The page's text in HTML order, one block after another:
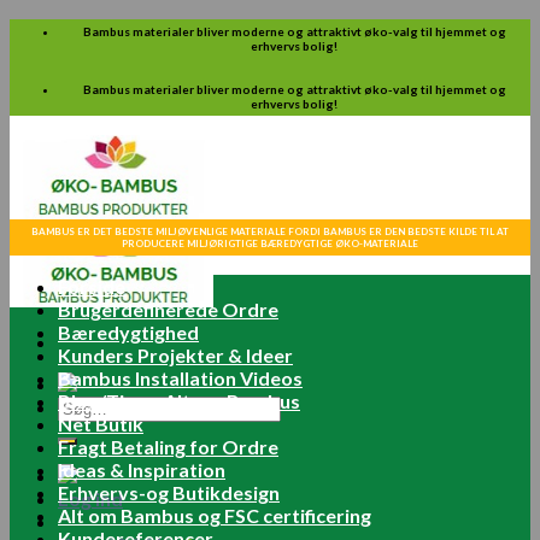
Skip
Bambus materialer bliver moderne og attraktivt øko-valg til hjemmet og
erhvervs bolig!
Bambus materialer bliver moderne og attraktivt øko-valg til hjemmet og
erhvervs bolig!
Søg
efter:
Log ind
BAMBUS ER DET BEDSTE MILJØVENLIGE MATERIALE FORDI BAMBUS ER DEN BEDSTE KILDE TIL AT
PRODUCERE MILJØRIGTIGE BÆREDYGTIGE ØKO-MATERIALE
Forside
Brugerdefinerede Ordre
Bæredygtighed
Kunders Projekter & Ideer
Bambus Installation Videos
Blog/Tips – Alt om Bambus
Net Butik
Fragt Betaling for Ordre
Ideas & Inspiration
Erhvervs-og Butikdesign
Alt om Bambus og FSC certificering